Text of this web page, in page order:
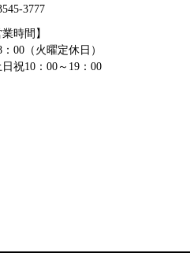
3777
業時間】
00（火曜定休日）
祝10：00～19：00